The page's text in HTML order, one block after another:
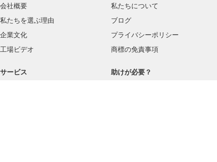
会社概要
私たちを選ぶ理由
企業文化
工場ビデオ
私たちについて
ブログ
プライバシーポリシー
商標の免責事項
サービス 助けが必要？